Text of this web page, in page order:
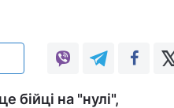
бійці на "нулі",